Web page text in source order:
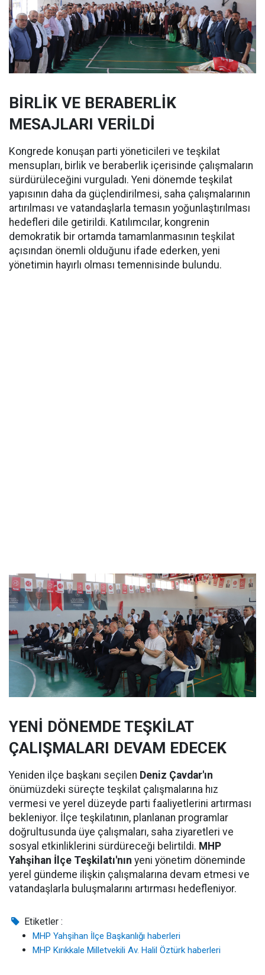
BİRLİK VE BERABERLİK
MESAJLARI VERİLDİ
Kongrede konuşan parti yöneticileri ve teşkilat
mensupları, birlik ve beraberlik içerisinde çalışmaların
sürdürüleceğini vurguladı. Yeni dönemde teşkilat
yapısının daha da güçlendirilmesi, saha çalışmalarının
artırılması ve vatandaşlarla temasın yoğunlaştırılması
hedefleri dile getirildi. Katılımcılar, kongrenin
demokratik bir ortamda tamamlanmasının teşkilat
açısından önemli olduğunu ifade ederken, yeni
yönetimin hayırlı olması temennisinde bulundu.
YENİ DÖNEMDE TEŞKİLAT
ÇALIŞMALARI DEVAM EDECEK
Yeniden ilçe başkanı seçilen Deniz Çavdar'ın
önümüzdeki süreçte teşkilat çalışmalarına hız
vermesi ve yerel düzeyde parti faaliyetlerini artırması
bekleniyor. İlçe teşkilatının, planlanan programlar
doğrultusunda üye çalışmaları, saha ziyaretleri ve
sosyal etkinliklerini sürdüreceği belirtildi. MHP
Yahşihan İlçe Teşkilatı'nın yeni yönetim döneminde
yerel gündeme ilişkin çalışmalarına devam etmesi ve
vatandaşlarla buluşmalarını artırması hedefleniyor.
Etiketler :
MHP Yahşihan İlçe Başkanlığı haberleri
MHP Kırıkkale Milletvekili Av. Halil Öztürk haberleri